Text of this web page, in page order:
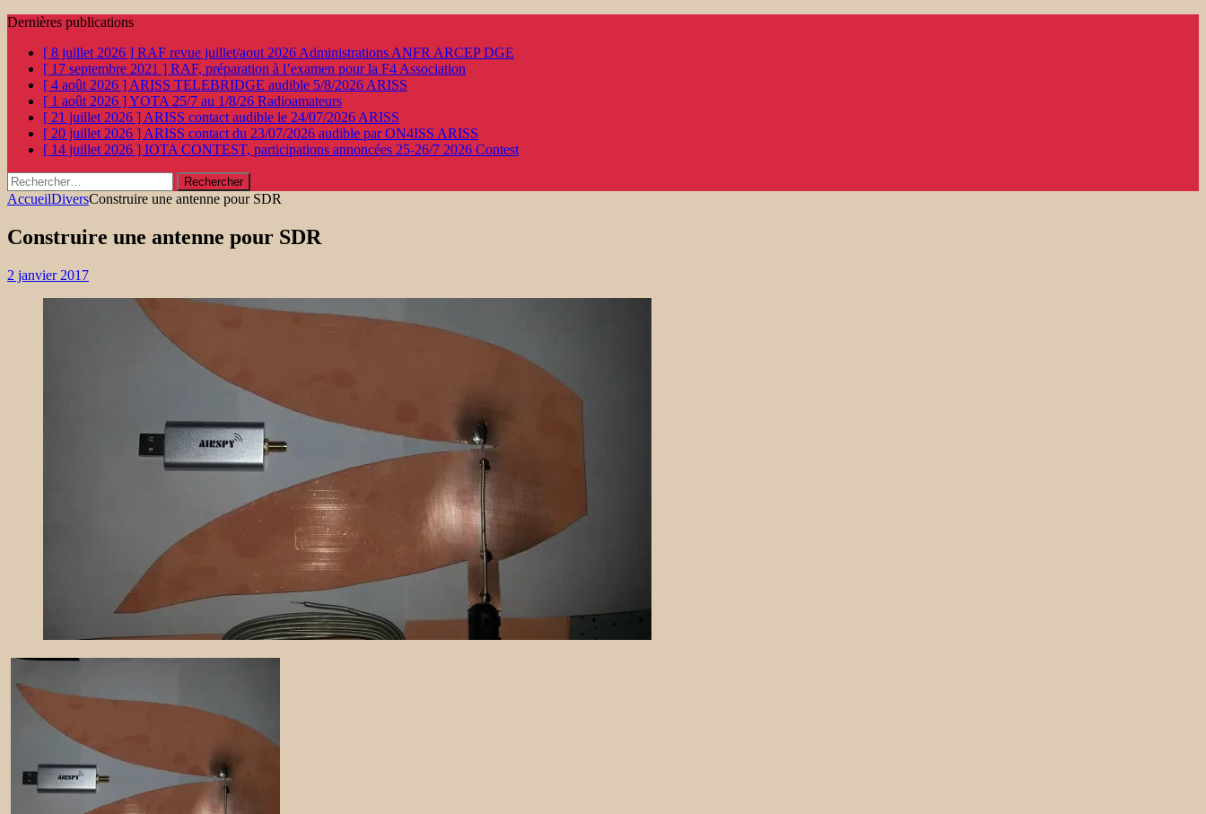
Dernières publications
[ 8 juillet 2026 ] RAF revue juillet/aout 2026 Administrations ANFR ARCEP DGE
[ 17 septembre 2021 ] RAF, préparation à l’examen pour la F4 Association
[ 4 août 2026 ] ARISS TELEBRIDGE audible 5/8/2026 ARISS
[ 1 août 2026 ]YOTA 25/7 au 1/8/26 Radioamateurs
[ 21 juillet 2026 ] ARISS contact audible le 24/07/2026 ARISS
[ 20 juillet 2026 ] ARISS contact du 23/07/2026 audible par ON4ISS ARISS
[ 14 juillet 2026 ] IOTA CONTEST, participations annoncées 25-26/7 2026 Contest
Rechercher :
AccueilDiversConstruire une antenne pour SDR
Construire une antenne pour SDR
2 janvier 2017